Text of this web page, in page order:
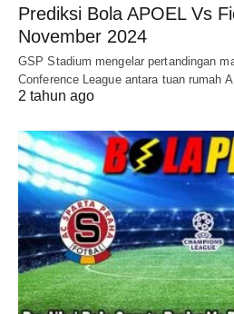
Prediksi Bola APOEL Vs
November 2024
GSP Stadium mengelar pertandingan
Conference League antara tuan rumah
2 tahun ago